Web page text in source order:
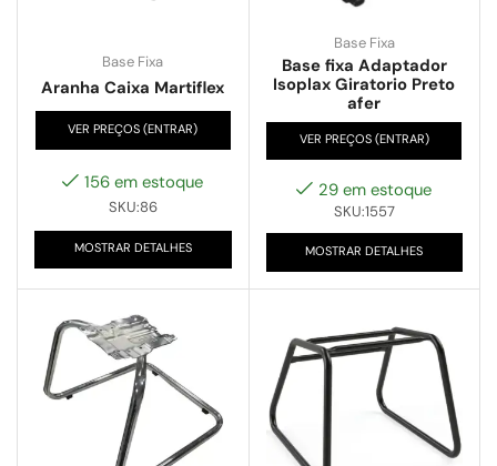
Base Fixa
Aranha Caixa Martiflex
VER PREÇOS (ENTRAR)
156 em estoque
SKU:86
MOSTRAR DETALHES
Base Fixa
Base fixa Adaptador
Isoplax Giratorio Preto
afer
VER PREÇOS (ENTRAR)
29 em estoque
SKU:1557
MOSTRAR DETALHES